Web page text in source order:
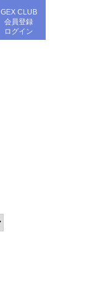
GEX CLUB
会員登録
ログイン